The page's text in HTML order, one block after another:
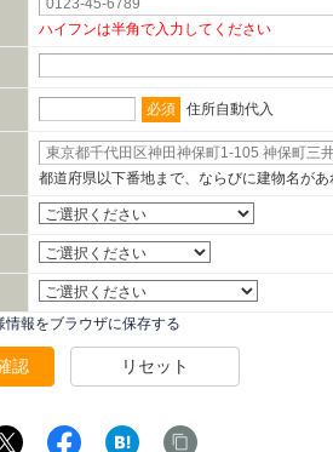
ハイフンは半角で入力してください
必須 住所自動代入
都道府県以下番地まで、ならびに建物名が
情報をブラウザに保存する
認 リセット